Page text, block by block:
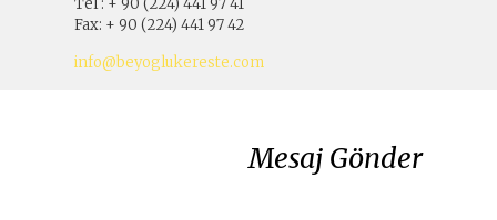
Tel : + 90 (224) 441 97 41
Fax: + 90 (224) 441 97 42
info@beyoglukereste.com
Mesaj Gönder